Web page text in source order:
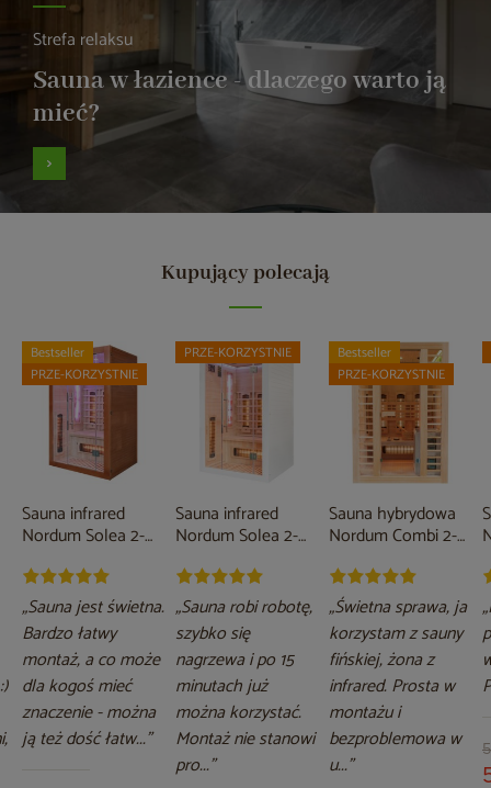
Strefa relaksu
Sauna w łazience - dlaczego warto ją
mieć?
Kupujący polecają
Sauna infrared
Nordum Solea 2-
brązowa
„Sauna jest świetna.
Bardzo łatwy
montaż, a co może
dla kogoś mieć
znaczenie - można
ją też dość łatw...”
Bestseller
PRZE-KORZYSTNIE
Sauna infrared
Nordum Solea 2-
„Sauna robi robotę,
szybko się
nagrzewa i po 15
minutach już
można korzystać.
Montaż nie stanowi
pro...”
PRZE-KORZYSTNIE
Sauna hybrydowa
Nordum Combi 2-
„Świetna sprawa, ja
korzystam z sauny
fińskiej, żona z
infrared. Prosta w
montażu i
bezproblemowa w
u...”
Bestseller
PRZE-KORZYSTNIE